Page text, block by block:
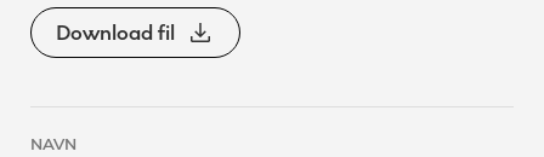
Download fil